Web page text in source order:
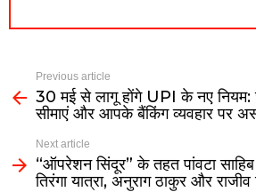
Previous article
30 मई से लागू होंगे UPI के नए
सीमाएं और आपके बैंकिंग व्यवहार पर
Next article
“ऑपरेशन सिंदूर” के तहत पांवटा
तिरंगा यात्रा, अनुराग ठाकुर और